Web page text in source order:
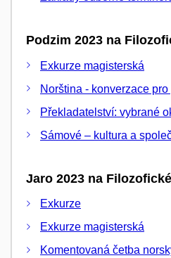
Podzim 2023 na
Exkurze magisterská
Norština - konverzace
Překladatelství: vybrané
Sámové – kultura a
Jaro 2023 na
Exkurze
Exkurze magisterská
Komentovaná četba